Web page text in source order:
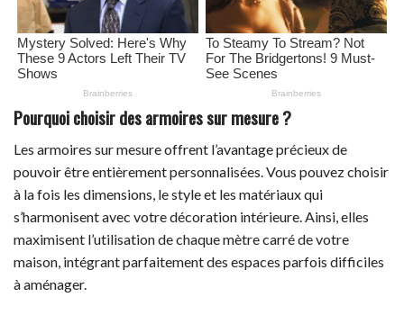
Pourquoi choisir des armoires sur mesure ?
Les armoires sur mesure offrent l’avantage précieux de
pouvoir être entièrement personnalisées. Vous pouvez choisir
à la fois les dimensions, le style et les matériaux qui
s’harmonisent avec votre décoration intérieure. Ainsi, elles
maximisent l’utilisation de chaque mètre carré de votre
maison, intégrant parfaitement des espaces parfois difficiles
à aménager.